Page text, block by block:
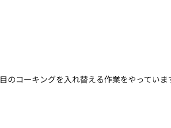
のコーキングを入れ替える作業をやっていま